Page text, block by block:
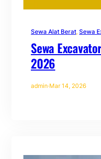
Sewa Alat Berat, Sewa
Sewa
2026
admin·Mar 14, 2026